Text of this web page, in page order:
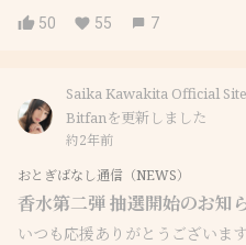
50 55 7
Saika Kawakita Official
Bitfanを更新しました
約2年前
おとぎばなし通信（NEWS）
香水第二弾 抽選開始のお知
いつも応援ありがとうございま